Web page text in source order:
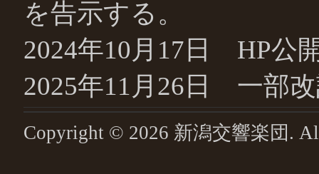
を告示する。
2024年10月17日 HP公
2025年11月26日 一部
Copyright © 2026 新潟交響楽団 .